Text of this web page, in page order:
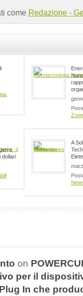
come Redazione -
e
dollari
A
on
per il
In che